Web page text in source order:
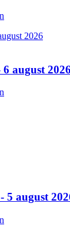
august 2026
5 august